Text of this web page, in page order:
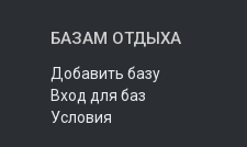
БАЗАМ ОТДЫХА
Добавить базу
Вход для баз
Условия